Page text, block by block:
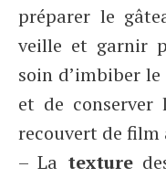
préparer le
veille et garnir
soin d’imbiber
et de conserver
recouvert de
– La texture